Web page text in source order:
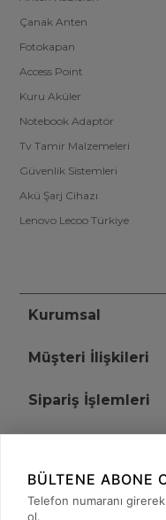
Çanak Anten
Fotokapan
Access Point
Kuru Aküler
Notebook Adaptör
Tv Tamir Malzemeleri
Güvenlik Sistemleri
Akü Şarj Cihazı
Lenovo Lecoo Türkiye
Kurumsal
Müşteri İlişkileri
Sipariş İşlemleri
+90
BÜLTENE ABONE
Telefon numaranı
ol.